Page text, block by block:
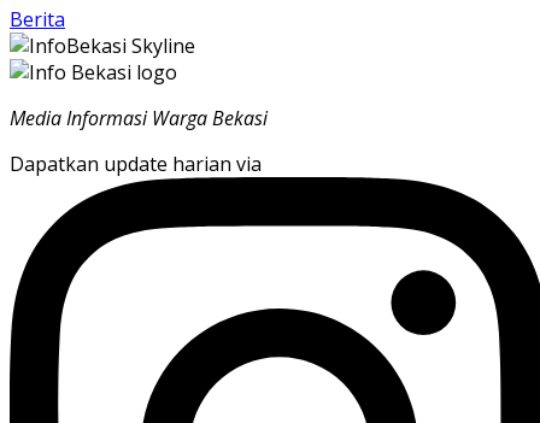
Berita
Media Informasi Warga Bekasi
Dapatkan update harian via